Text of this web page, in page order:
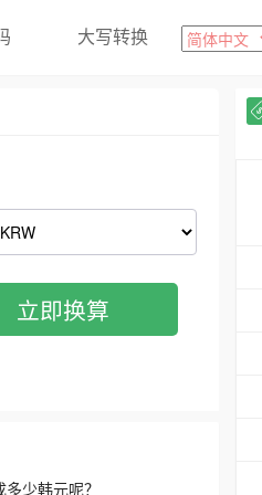
大写转换
立即换算
少韩元呢？